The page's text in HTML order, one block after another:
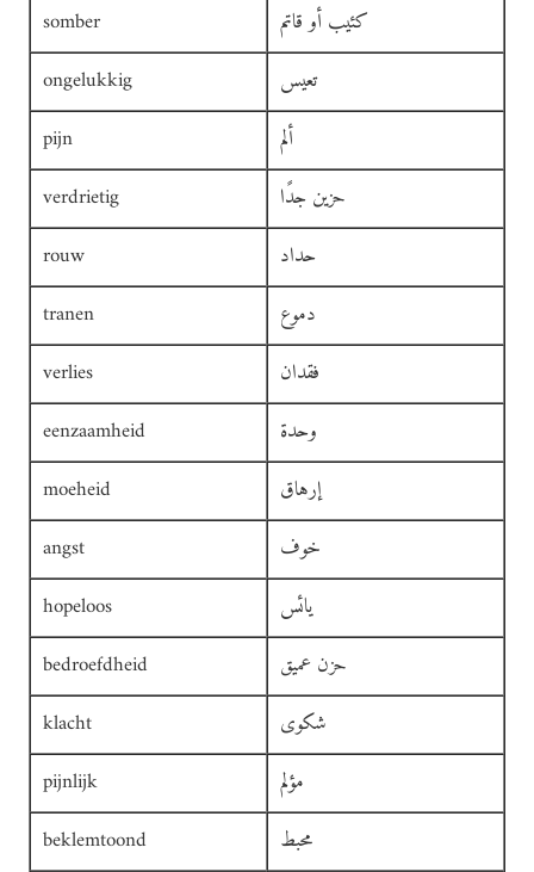
somber
كئيب أو قاتم
ongelukkig
تعيس
pijn
ألم
verdrietig
حزين جدًا
rouw
حداد
tranen
دموع
verlies
فقدان
eenzaamheid
وحدة
moeheid
إرهاق
angst
خوف
hopeloos
يائس
bedroefdheid
حزن عميق
klacht
شكوى
pijnlijk
مؤلم
beklemtoond
محبط